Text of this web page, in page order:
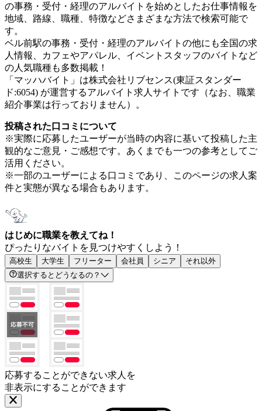
の事務・受付・経理のアルバイトを始めとしたお仕事情報を
地域、路線、職種、特徴などさまざまな方法で検索可能で
す。
ベル前駅の事務・受付・経理のアルバイトの他にも全国の求
人情報、カフェやアパレル、イベントスタッフのバイトなど
の人気職種も多数掲載！
「マッハバイト」は株式会社リブセンス(東証スタンダー
ド:6054) が運営するアルバイト求人サイトです（なお、職業
紹介事業は行っておりません）。
投稿された口コミについて
※実際に応募したユーザーが当時の内容に基いて投稿した主
観的なご意見・ご感想です。あくまでも一つの参考としてご
活用ください。
※一部のユーザーによる口コミであり、このページの求人案
件と実態が異なる場合もあります。
はじめに職業を教えてね！
ぴったりなバイトを見つけやすくしよう！
高校生 大学生 フリーター 会社員 シニア
それ以外
選択するとどうなるの？
応募することができない求人を
非表示にすることができます